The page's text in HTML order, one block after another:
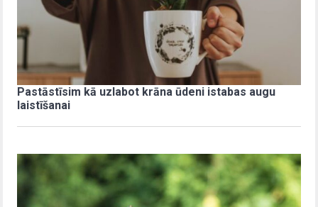
Pastāstīsim kā uzlabot krāna ūdeni istabas augu
laistīšanai